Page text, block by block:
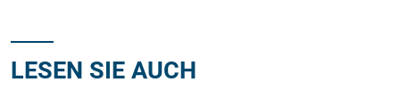
LESEN SIE AUCH